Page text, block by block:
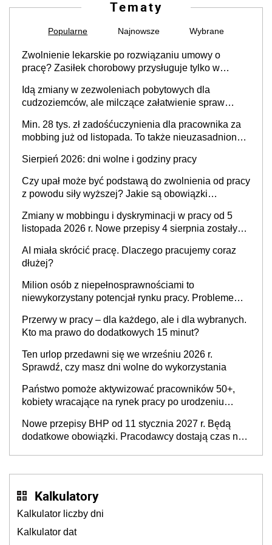
Tematy
Popularne Najnowsze Wybrane
Zwolnienie lekarskie po rozwiązaniu umowy o
pracę? Zasiłek chorobowy przysługuje tylko w
stosunku pracy
Idą zmiany w zezwoleniach pobytowych dla
cudzoziemców, ale milczące załatwienie spraw
Min. 28 tys. zł zadośćuczynienia dla pracownika za
mobbing już od listopada. To także nieuzasadniona
Sierpień 2026: dni wolne i godziny pracy
Czy upał może być podstawą do zwolnienia od pracy
z powodu siły wyższej? Jakie są obowiązki
Zmiany w mobbingu i dyskryminacji w pracy od 5
listopada 2026 r. Nowe przepisy 4 sierpnia zostały
AI miała skrócić pracę. Dlaczego pracujemy coraz
dłużej?
Milion osób z niepełnosprawnościami to
niewykorzystany potencjał rynku pracy. Problemem
refundacji, ale bariery po stronie systemu i
świadomości pracodawców [WYWIAD]
Przerwy w pracy – dla każdego, ale i dla wybranych.
Kto ma prawo do dodatkowych 15 minut?
Ten urlop przedawni się we wrześniu 2026 r.
Sprawdź, czy masz dni wolne do wykorzystania
Państwo pomoże aktywizować pracowników 50+,
kobiety wracające na rynek pracy po urodzeniu
neuroatypowe. Powstanie Fundusz na rzecz
Inkluzywności w Zatrudnianiu?
Nowe przepisy BHP od 11 stycznia 2027 r. Będą
dodatkowe obowiązki. Pracodawcy dostają czas na
Kalkulatory
Kalkulator liczby dni
Kalkulator dat